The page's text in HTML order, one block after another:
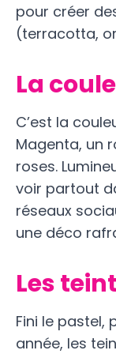
pour créer
(terracotta,
La
C’est la
Magenta, un
roses.
voir partout
réseaux
une déco
Les
Fini le pastel,
année, les